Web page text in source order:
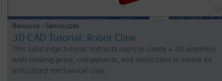
Resource - Samouczek
3D CAD Tutorial: Robot Claw
This Solid Edge tutorial instructs users to create a 3D assembly
with moving gears, components, and restrictions to create an
articulated mechanical claw.